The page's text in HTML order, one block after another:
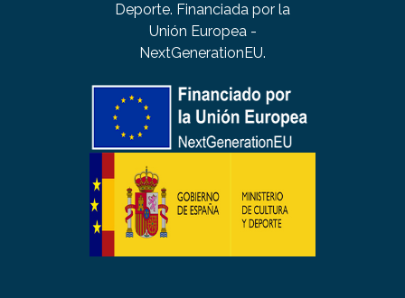
Deporte. Financiada por la
Unión Europea -
NextGenerationEU.